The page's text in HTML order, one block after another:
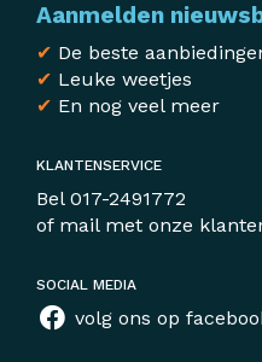
Aanmelden
✔ De beste
✔ Leuke weetjes
✔ En nog veel meer
KLANTENSERVICE
Bel 017-2491772
of mail met onze
SOCIAL MEDIA
volg ons op